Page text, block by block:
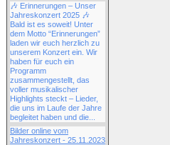
🎶 Erinnerungen – Unser
Jahreskonzert 2025 🎶
Bald ist es soweit! Unter
dem Motto “Erinnerungen”
laden wir euch herzlich zu
unserem Konzert ein. Wir
haben für euch ein
Programm
zusammengestellt, das
voller musikalischer
Highlights steckt – Lieder,
die uns im Laufe der Jahre
begleitet haben und die...
Bilder online vom
Jahreskonzert - 25.11.2023